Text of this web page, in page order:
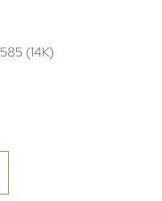
585 (14K)